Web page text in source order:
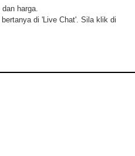
harga.
di 'Live Chat'. Sila klik di